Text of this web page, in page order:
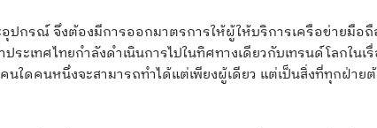
ปกรณ์ จึงต้องมีการออกมาตรการให้ผู้ให้บริการเครือข่ายมือถื
ระเทศไทยกำลังดำเนินการไปในทิศทางเดียวกับเทรนด์โลกใน
คนใดคนหนึ่งจะสามารถทำได้แต่เพียงผู้เดียว แต่เป็นสิ่งที่ทุกฝ่า